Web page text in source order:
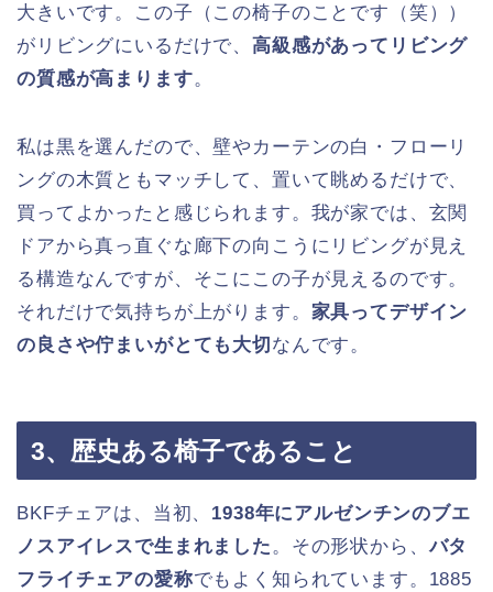
大きいです。この子（この椅子のことです（笑））
がリビングにいるだけで、高級感があってリビング
の質感が高まります。
私は黒を選んだので、壁やカーテンの白・フローリ
ングの木質ともマッチして、置いて眺めるだけで、
買ってよかったと感じられます。我が家では、玄関
ドアから真っ直ぐな廊下の向こうにリビングが見え
る構造なんですが、そこにこの子が見えるのです。
それだけで気持ちが上がります。 家具ってデザイン
の良さや佇まいがとても大切 なんです。
3、歴史ある椅子であること
BKFチェアは、当初、 1938年にアルゼンチンのブエ
ノスアイレスで生まれました。その形状から、バタ
フライチェアの愛称でもよく知られています。1885